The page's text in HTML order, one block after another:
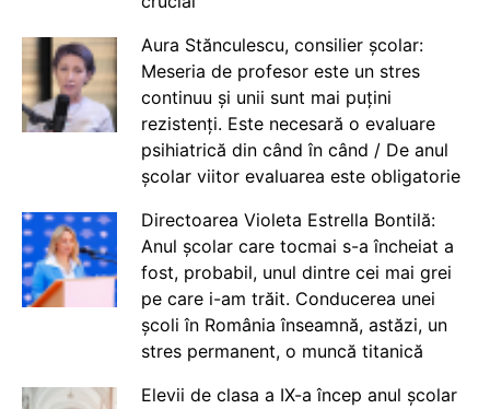
Aura Stănculescu, consilier școlar:
Meseria de profesor este un stres
continuu și unii sunt mai puțini
rezistenți. Este necesară o evaluare
psihiatrică din când în când / De anul
școlar viitor evaluarea este obligatorie
Directoarea Violeta Estrella Bontilă:
Anul școlar care tocmai s-a încheiat a
fost, probabil, unul dintre cei mai grei
pe care i-am trăit. Conducerea unei
școli în România înseamnă, astăzi, un
stres permanent, o muncă titanică
Elevii de clasa a IX-a încep anul școlar